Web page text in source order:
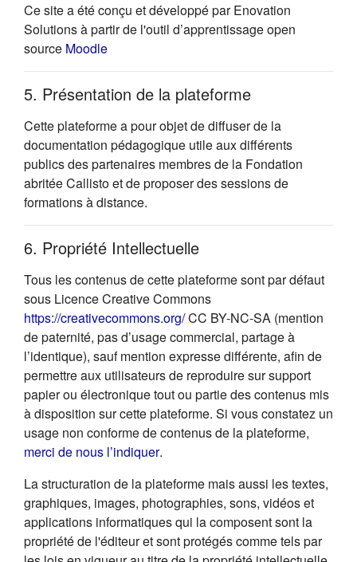
Ce site a été conçu et développé par Enovation
Solutions à partir de l'outil d’apprentissage open
source Moodle(s'ouvre dans un nouvel onglet)
5. Présentation de la plateforme
Cette plateforme a pour objet de diffuser de la
documentation pédagogique utile aux différents
publics des partenaires membres de la Fondation
abritée Callisto et de proposer des sessions de
formations à distance.
6. Propriété Intellectuelle
Tous les contenus de cette plateforme sont par défaut
sous Licence Creative Commons
https://creativecommons.org/(s'ouvre dans un nouvel
CC BY-NC-SA (mention
de paternité, pas d’usage commercial, partage à
l’identique), sauf mention expresse différente, afin de
permettre aux utilisateurs de reproduire sur support
papier ou électronique tout ou partie des contenus mis
à disposition sur cette plateforme. Si vous constatez un
usage non conforme de contenus de la plateforme,
merci de nous l’indiquer(s'ouvre dans un nouvel onglet)
.
La structuration de la plateforme mais aussi les textes,
graphiques, images, photographies, sons, vidéos et
applications informatiques qui la composent sont la
propriété de l'éditeur et sont protégés comme tels par